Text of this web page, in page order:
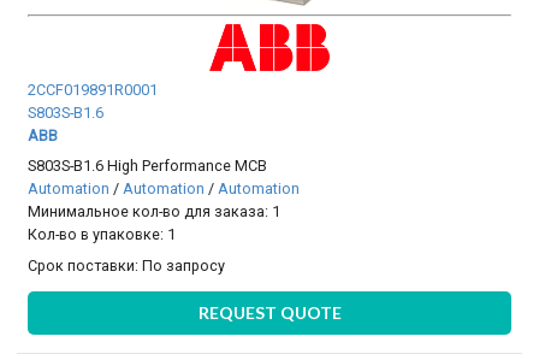
2CCF019891R0001
S803S-B1.6
ABB
S803S-B1.6 High Performance MCB
Automation /Automation /Automation
Минимальное кол-во для заказа: 1
Кол-во в упаковке: 1
Срок поставки:По запросу
REQUEST QUOTE